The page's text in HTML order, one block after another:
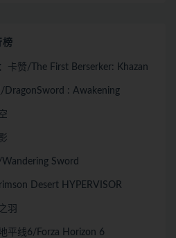
榜
卡赞/The First Berserker: Khazan
DragonSword : Awakening
Sword
Desert HYPERVISOR
羽
平线6/Forza Horizon 6